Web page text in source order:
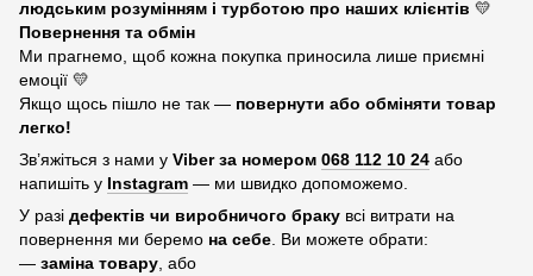
людським розумінням і турботою про наших клієнтів 💛
Повернення та обмін
Ми прагнемо, щоб кожна покупка приносила лише приємні
емоції 💛
Якщо щось пішло не так — повернути або обміняти товар
легко!
Зв’яжіться з нами у Viber за номером 068 112 10 24 або
напишіть у Instagram — ми швидко допоможемо.
У разі дефектів чи виробничого браку всі витрати на
повернення ми беремо на себе . Ви можете обрати:
— заміна товару , або